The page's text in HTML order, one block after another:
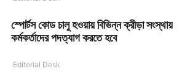
স্পোর্টস কোড চালু হওয়ায় বিভিন্ন ক্রীড়া সংস্থায়
কর্মকর্তাদের পদত্যাগ করতে হবে
Editorial Desk